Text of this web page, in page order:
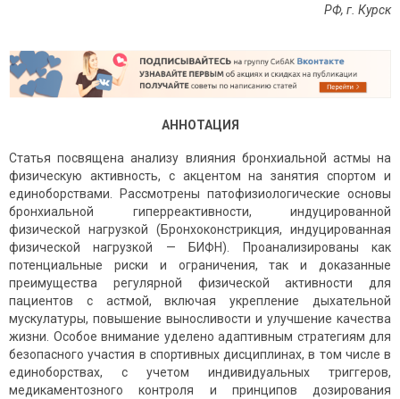
РФ, г Курск
АННОТАЦИЯ
Статья посвящена анализу влияния бронхиальной астмы на
физическую активность, с акцентом на занятия спортом и
единоборствами. Рассмотрены патофизиологические основы
бронхиальной гиперреактивности, индуцированной
физической нагрузкой (Бронхоконстрикция, индуцированная
физической нагрузкой — БИФН). Проанализированы как
потенциальные риски и ограничения, так и доказанные
преимущества регулярной физической активности для
пациентов с астмой, включая укрепление дыхательной
мускулатуры, повышение выносливости и улучшение качества
жизни. Особое внимание уделено адаптивным стратегиям для
безопасного участия в спортивных дисциплинах, в том числе в
единоборствах, с учетом индивидуальных триггеров,
медикаментозного контроля и принципов дозирования